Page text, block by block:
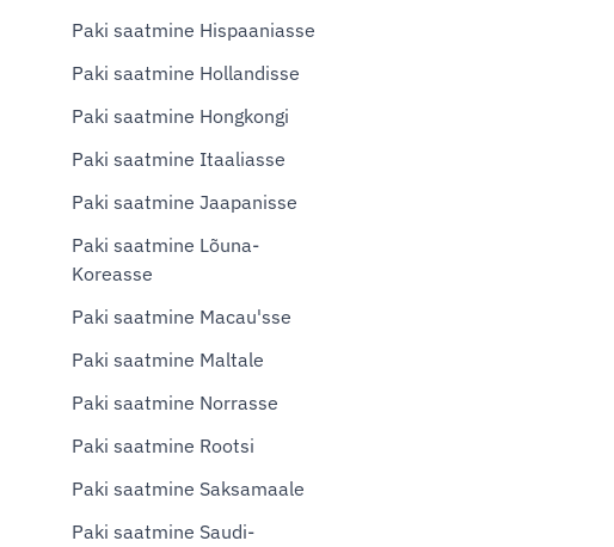
Paki saatmine Hispaaniasse
Paki saatmine Hollandisse
Paki saatmine Hongkongi
Paki saatmine Itaaliasse
Paki saatmine Jaapanisse
Paki saatmine Lõuna-
Koreasse
Paki saatmine Macau'sse
Paki saatmine Maltale
Paki saatmine Norrasse
Paki saatmine Rootsi
Paki saatmine Saksamaale
Paki saatmine Saudi-